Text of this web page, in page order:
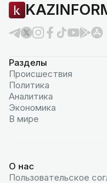
Разделы
Происшествия
Политика
Аналитика
Экономика
В мире
О нас
Пользовательское